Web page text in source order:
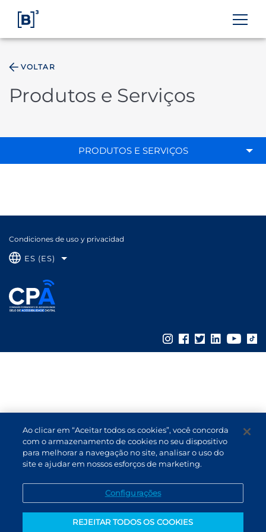
ÁREA DO INVESTIDOR
VOLTAR
Produtos e Serviços
PRODUTOS E SERVIÇOS
Condiciones de uso y privacidad
ES (ES)
Ao clicar em “Aceitar todos os cookies”, você concorda
com o armazenamento de cookies no seu dispositivo
para melhorar a navegação no site, analisar o uso do
site e ajudar em nossos esforços de marketing.
Configurações
REJEITAR TODOS OS COOKIES